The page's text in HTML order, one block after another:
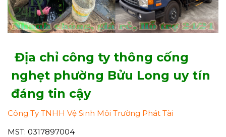
Địa chỉ công ty thông cống
nghẹt phường Bửu Long uy tín
đáng tin cậy
Công Ty TNHH Vệ Sinh Môi Trường Phát Tài
MST: 0317897004